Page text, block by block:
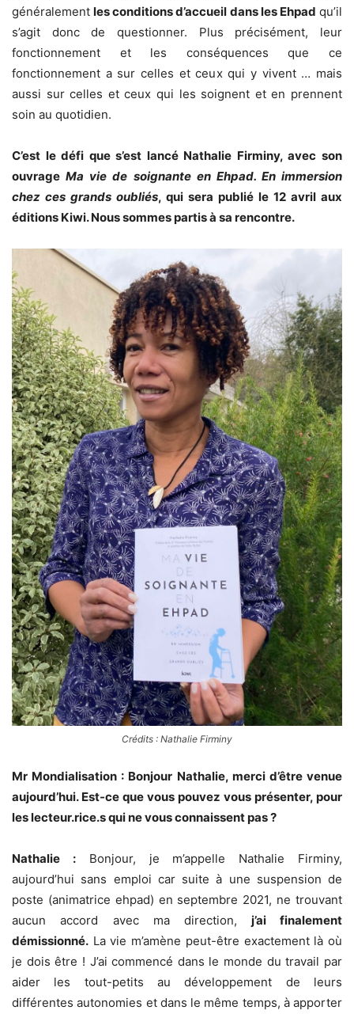
généralementles conditions d’accueil dans les Ehpad qu’il
s’agit donc de questionner. Plus précisément, leur
fonctionnement et les conséquences que ce
fonctionnement a sur celles et ceux qui y vivent … mais
aussi sur celles et ceux qui les soignent et en prennent
soin au quotidien.
C’est le défi que s’est lancé Nathalie Firminy, avec son
ouvrageMa vie de soignante en Ehpad. En immersion
chez ces grands oubliés, qui sera publié le 12 avril aux
éditions Kiwi. Nous sommes partis à sa rencontre.
Crédits : Nathalie Firminy
Mr Mondialisation : Bonjour Nathalie, merci d’être venue
aujourd’hui. Est-ce que vous pouvez vous présenter, pour
les lecteur.rice.s qui ne vous connaissent pas ?
Nathalie :Bonjour, je m’appelle Nathalie Firminy,
aujourd’hui sans emploi car suite à une suspension de
poste (animatrice ehpad) en septembre 2021, ne trouvant
aucun accord avec ma direction, j’ai finalement
démissionné. La vie m’amène peut-être exactement là où
je dois être ! J’ai commencé dans le monde du travail par
aider les tout-petits au développement de leurs
différentes autonomies et dans le même temps, à apporter